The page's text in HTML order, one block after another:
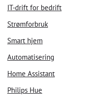
IT-drift for bedrift
Strømforbruk
Smart hjem
Automatisering
Home Assistant
Philips Hue